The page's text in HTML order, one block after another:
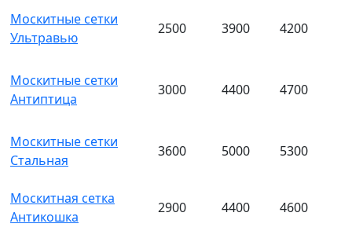
Москитные сетки
Ультравью
2500 3900 4200
Москитные сетки
Антиптица
3000 4400 4700
Москитные сетки
Стальная
3600 5000 5300
Москитная сетка
Антикошка
2900 4400 4600